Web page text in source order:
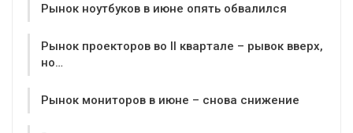
Рынок ноутбуков в июне опять обвалился
Рынок проекторов во II квартале – рывок вверх,
но…
Рынок мониторов в июне – снова снижение